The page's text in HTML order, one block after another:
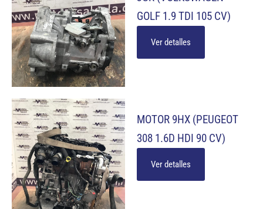
GOLF 1.9 TDI 105 CV)
Ver detalles
MOTOR 9HX (PEUGEOT
308 1.6D HDI 90 CV)
Ver detalles